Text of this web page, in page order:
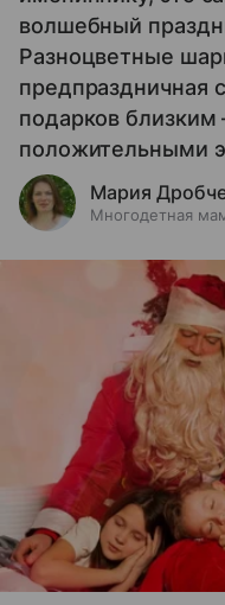
волшебный
Разноцветные
предпраздничная
подарков близким
положительными
Мария
Многодетная